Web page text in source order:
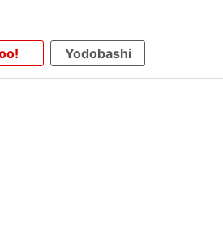
Yodobashi